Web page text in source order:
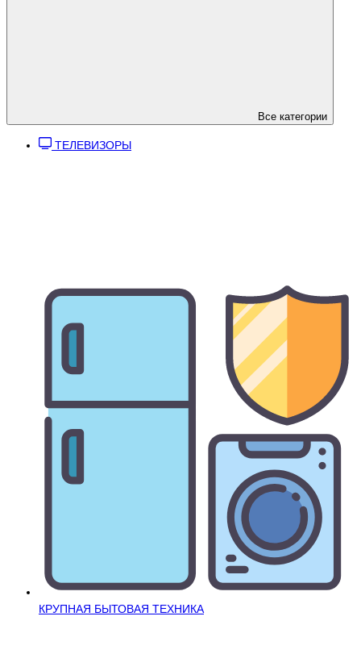
Все категории
ТЕЛЕВИЗОРЫ
КРУПНАЯ БЫТОВАЯ ТЕХНИКА